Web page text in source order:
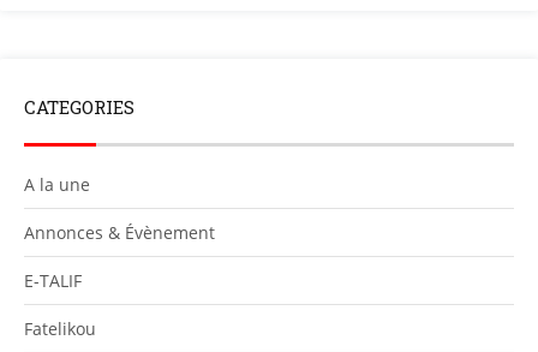
CATEGORIES
A la une
Annonces & Évènement
E-TALIF
Fatelikou